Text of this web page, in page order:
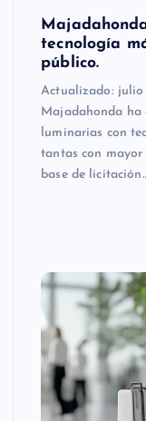
tecnología
público.
Actualizado:
Majadahonda ha
luminarias con
tantas con mayor
base de